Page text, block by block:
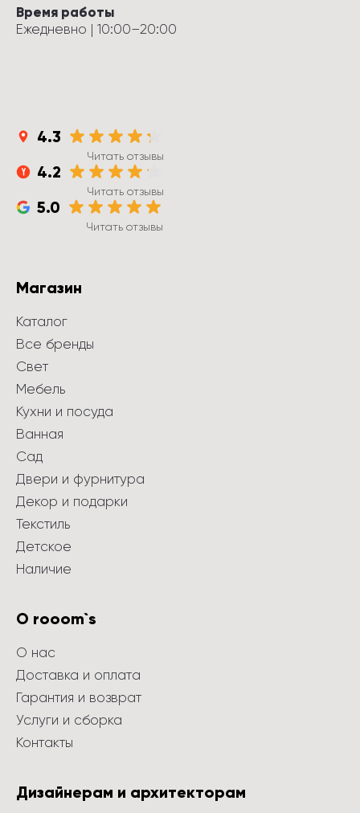
Время работы
Ежедневно | 10:00–20:00
4.3
Читать отзывы
4.2
Читать отзывы
5.0
Читать отзывы
Магазин
Каталог
Все бренды
Свет
Мебель
Кухни и посуда
Ванная
Сад
Двери и фурнитура
Декор и подарки
Текстиль
Детское
Наличие
О rooom`s
О нас
Доставка и оплата
Гарантия и возврат
Услуги и сборка
Контакты
Дизайнерам и архитекторам